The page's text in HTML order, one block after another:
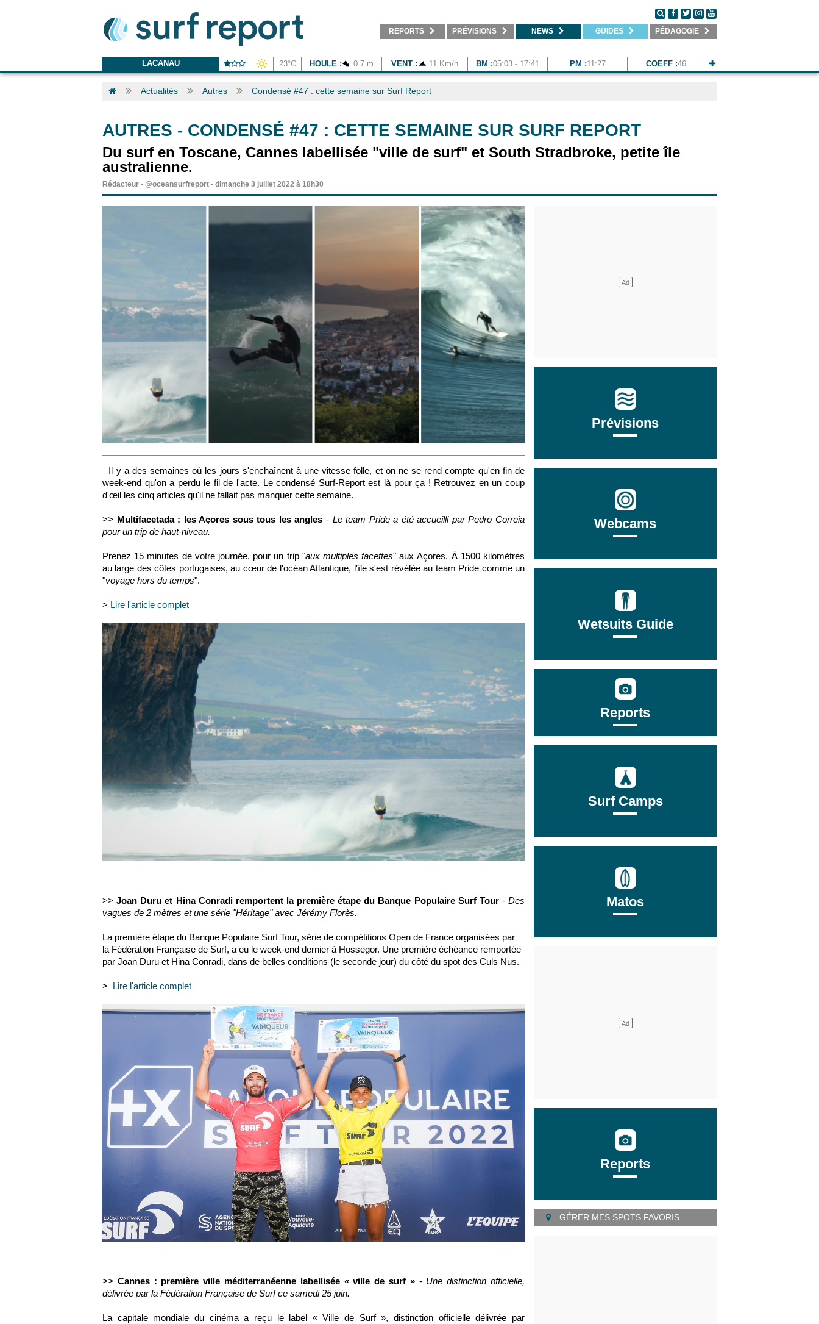
REPORTS PRÉVISIONS NEWS GUIDES PÉDAGOGIE
LACANAU 23°C HOULE : 0.7 m VENT : 11 Km/h BM :05:03 - 17:41 PM :11:27 COEFF :46
Actualités Autres Condensé #47 : cette semaine sur Surf Report
AUTRES - CONDENSÉ #47 : CETTE SEMAINE SUR SURF REPORT
Du surf en Toscane, Cannes labellisée "ville de surf" et South Stradbroke, petite île
australienne.
Rédacteur - @oceansurfreport - dimanche 3 juillet 2022 à 18h30
Il y a des semaines où les jours s'enchaînent à une vitesse folle, et on ne se rend compte qu'en fin de
week-end qu'on a perdu le fil de l'acte. Le condensé Surf-Report est là pour ça ! Retrouvez en un coup
d'œil les cinq articles qu'il ne fallait pas manquer cette semaine.
>> Multifacetada : les Açores sous tous les angles- Le team Pride a été accueilli par Pedro Correia
pour un trip de haut-niveau.
Prenez 15 minutes de votre journée, pour un trip "aux multiples facettes" aux Açores. À 1500 kilomètres
au large des côtes portugaises, au cœur de l'océan Atlantique, l'île s'est révélée au team Pride comme un
"voyage hors du temps".
> Lire l'article complet
>>Joan Duru et Hina Conradi remportent la première étape du Banque Populaire Surf Tour-Des
vagues de 2 mètres et une série "Héritage" avec Jérémy Florès.
La première étape du Banque Populaire Surf Tour, série de compétitions Open de France organisées par
la Fédération Française de Surf, a eu le week-end dernier à Hossegor. Une première échéance remportée
par Joan Duru et Hina Conradi, dans de belles conditions (le seconde jour) du côté du spot des Culs Nus.
> Lire l'article complet
>> Cannes : première ville méditerranéenne labellisée « ville de surf »- Une distinction officielle,
délivrée par la Fédération Française de Surf ce samedi 25 juin.
La capitale mondiale du cinéma a reçu le label « Ville de Surf », distinction officielle délivrée par
Prévisions
Webcams
Wetsuits Guide
Reports
Surf Camps
Matos
Reports
GÉRER MES SPOTS FAVORIS